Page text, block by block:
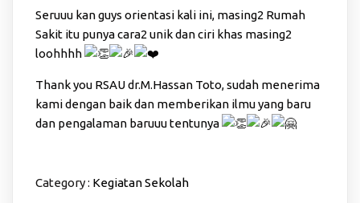
Seruuu kan guys orientasi kali ini, masing2 Rumah
Sakit itu punyacara2 unik dan ciri khas masing2
loohhhh
Thank you RSAU dr.M.Hassan Toto, sudah menerima
kami dengan baik dan memberikan ilmu yang baru
dan pengalaman baruuu tentunya
Category : Kegiatan Sekolah